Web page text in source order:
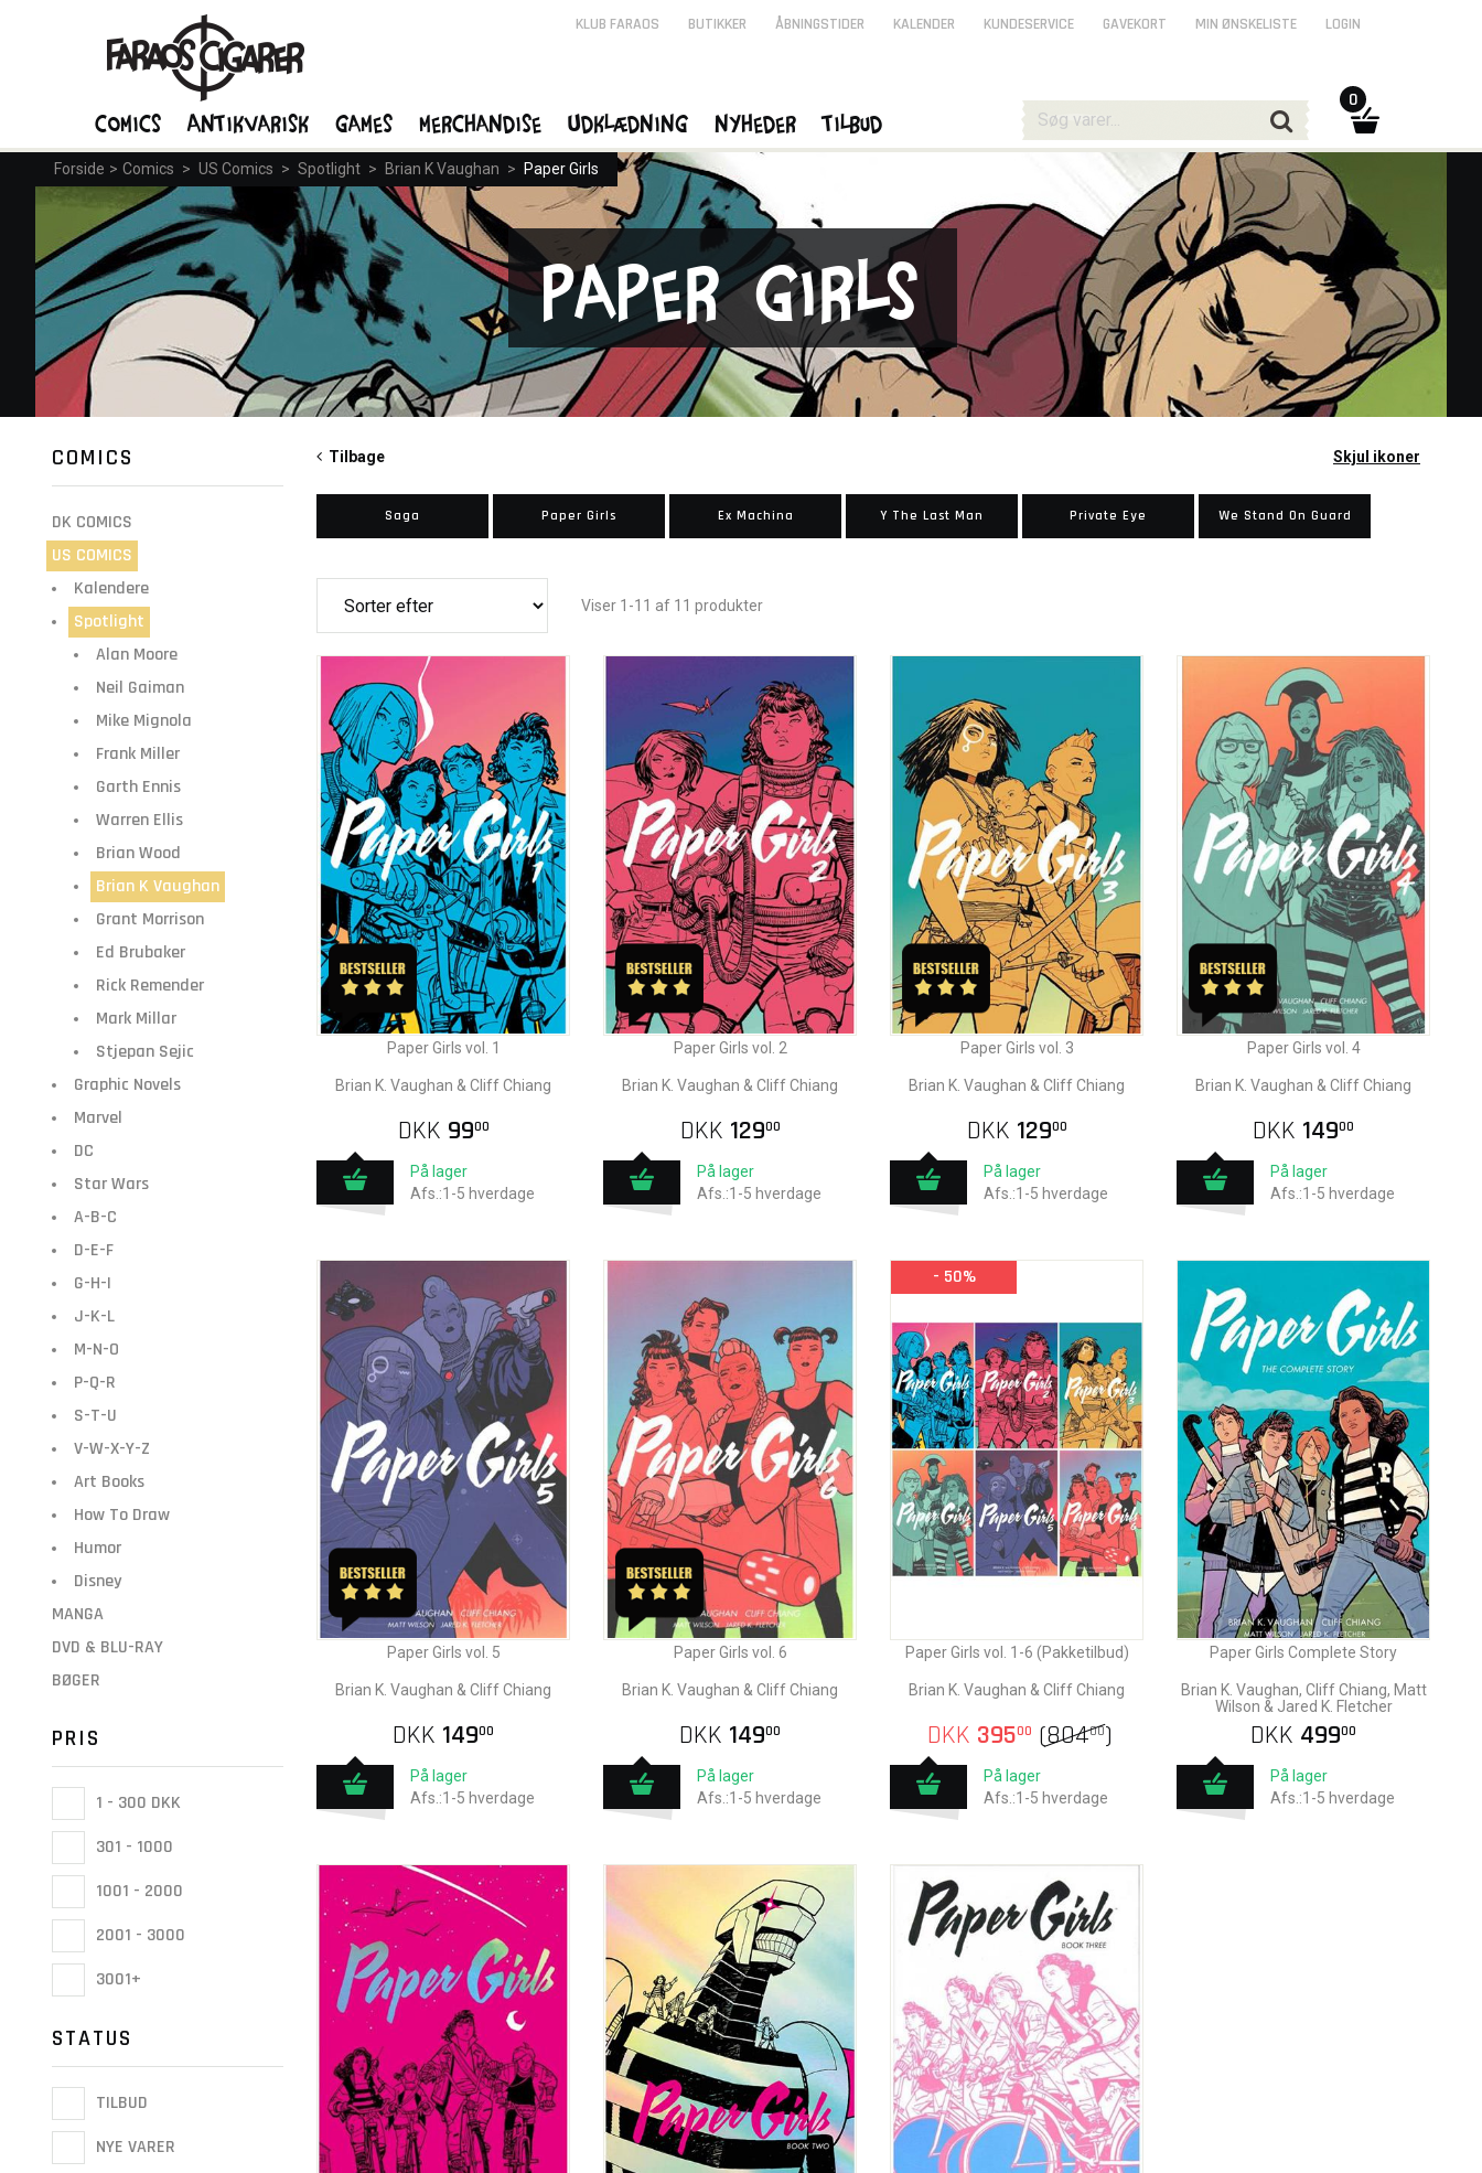
Forside > Comics > US Comics > Spotlight > Brian K Vaughan > Paper Girls
Paper Girls
COMICS
DK COMICS
US COMICS
Kalendere
Spotlight
Alan Moore
Neil Gaiman
Mike Mignola
Frank Miller
Garth Ennis
Warren Ellis
Brian Wood
Brian K Vaughan
Grant Morrison
Ed Brubaker
Rick Remender
Mark Millar
Stjepan Sejic
Graphic Novels
Marvel
DC
Star Wars
A-B-C
D-E-F
G-H-I
J-K-L
M-N-O
P-Q-R
S-T-U
V-W-X-Y-Z
Art Books
How To Draw
Humor
Disney
MANGA
DVD & BLU-RAY
BØGER
PRIS
1 - 300 DKK
301 - 1000
1001 - 2000
2001 - 3000
3001+
STATUS
TILBUD
NYE VARER
Skjul ikoner
Tilbage
Saga Paper Girls Ex Machina Y The Last Man Private Eye We Stand On Guard
Viser 1-11 af 11 produkter
Paper Girls vol. 1
Brian K. Vaughan & Cliff Chiang
DKK 9900
På lager
Afs.:1-5 hverdage
Paper Girls vol. 2
Brian K. Vaughan & Cliff Chiang
DKK 12900
På lager
Afs.:1-5 hverdage
Paper Girls vol. 3
Brian K. Vaughan & Cliff Chiang
DKK 12900
På lager
Afs.:1-5 hverdage
Paper Girls vol. 4
Brian K. Vaughan & Cliff Chiang
DKK 14900
På lager
Afs.:1-5 hverdage
Paper Girls vol. 5
Brian K. Vaughan & Cliff Chiang
DKK 14900
På lager
Afs.:1-5 hverdage
Paper Girls vol. 6
Brian K. Vaughan & Cliff Chiang
DKK 14900
På lager
Afs.:1-5 hverdage
- 50%
Paper Girls vol. 1-6 (Pakketilbud)
Brian K. Vaughan & Cliff Chiang
DKK 39500 (80400)
På lager
Afs.:1-5 hverdage
Paper Girls Complete Story
Brian K. Vaughan, Cliff Chiang, Matt
Wilson & Jared K. Fletcher
DKK 49900
På lager
Afs.:1-5 hverdage
KLUB FARAOS BUTIKKER ÅBNINGSTIDER KALENDER KUNDESERVICE GAVEKORT MIN ØNSKELISTE LOGIN
Comics Antikvarisk Games Merchandise Udklædning Nyheder Tilbud
0